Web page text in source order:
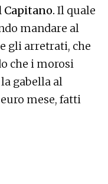
Il quale
mandare al
gli arretrati, che
che i morosi
gabella al
mese, fatti